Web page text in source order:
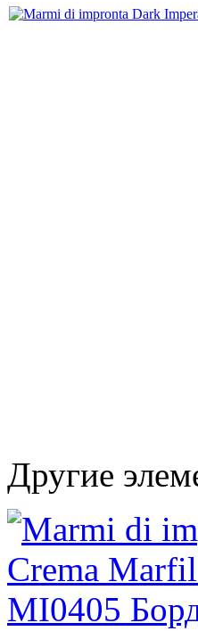
Другие